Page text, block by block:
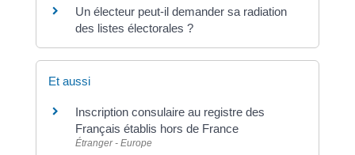
Un électeur peut-il demander sa radiation
des listes électorales ?
Et aussi
Inscription consulaire au registre des
Français établis hors de France
Étranger - Europe